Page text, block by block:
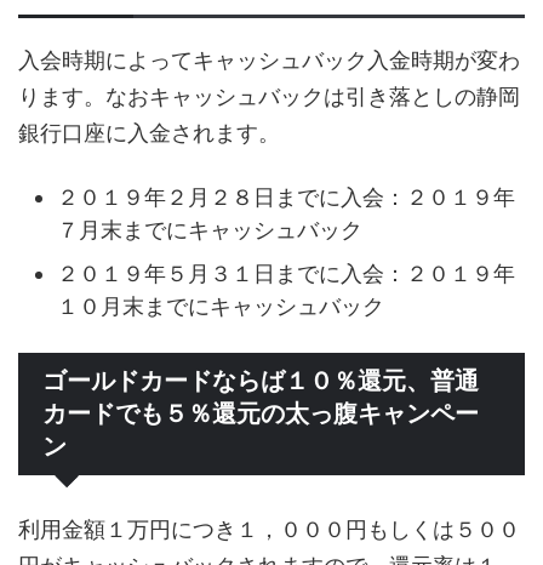
入会時期によってキャッシュバック入金時期が変わ
ります。なおキャッシュバックは引き落としの静岡
銀行口座に入金されます。
２０１９年２月２８日までに入会：２０１９年
７月末までにキャッシュバック
２０１９年５月３１日までに入会：２０１９年
１０月末までにキャッシュバック
ゴールドカードならば１０％還元、普通
カードでも５％還元の太っ腹キャンペー
ン
利用金額１万円につき１，０００円もしくは５００